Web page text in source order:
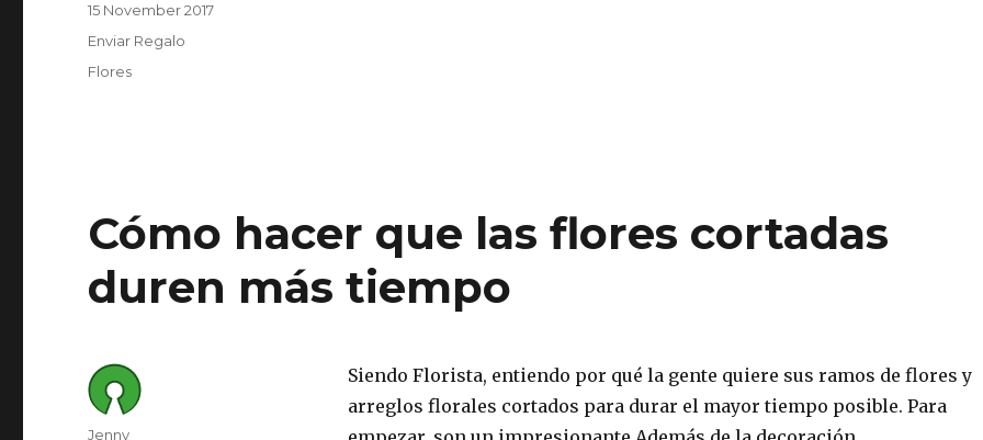
Posted
on
15 November 2017
Category
Enviar Regalo
Tags
Flores
Cómo hacer que las flores cortadas
duren más tiempo
Siendo Florista, entiendo por qué la gente quiere sus ramos de flores y
arreglos florales cortados para durar el mayor tiempo posible. Para
Author
Jenny